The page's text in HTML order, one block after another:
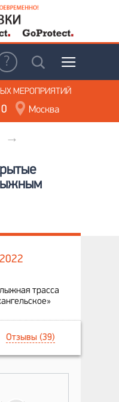
МЕРОПРИЯТИЙ
Москва
трасса
Отзывы (39)